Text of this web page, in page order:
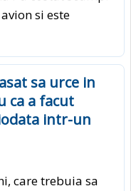
si este
sa urce in
ca a facut
intr-un
care trebuia sa